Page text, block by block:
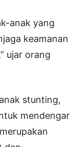
anak yang
keamanan
ujar orang
stunting,
mendengar